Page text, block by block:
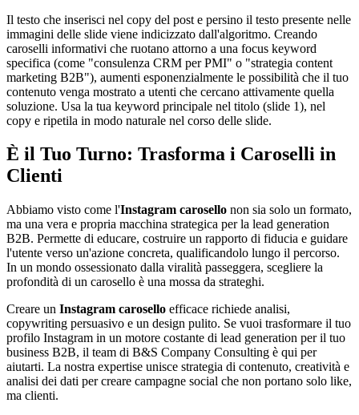
Il testo che inserisci nel copy del post e persino il testo presente nelle
immagini delle slide viene indicizzato dall'algoritmo. Creando
caroselli informativi che ruotano attorno a una focus keyword
specifica (come "consulenza CRM per PMI" o "strategia content
marketing B2B"), aumenti esponenzialmente le possibilità che il tuo
contenuto venga mostrato a utenti che cercano attivamente quella
soluzione. Usa la tua keyword principale nel titolo (slide 1), nel
copy e ripetila in modo naturale nel corso delle slide.
È il Tuo Turno: Trasforma i Caroselli in
Clienti
Abbiamo visto come l'Instagram carosello non sia solo un formato,
ma una vera e propria macchina strategica per la lead generation
B2B. Permette di educare, costruire un rapporto di fiducia e guidare
l'utente verso un'azione concreta, qualificandolo lungo il percorso.
In un mondo ossessionato dalla viralità passeggera, scegliere la
profondità di un carosello è una mossa da strateghi.
Creare un Instagram carosello efficace richiede analisi,
copywriting persuasivo e un design pulito. Se vuoi trasformare il tuo
profilo Instagram in un motore costante di lead generation per il tuo
business B2B, il team di B&S Company Consulting è qui per
aiutarti. La nostra expertise unisce strategia di contenuto, creatività e
analisi dei dati per creare campagne social che non portano solo like,
ma clienti.